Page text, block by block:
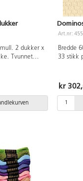
2 dukker x
Tvunnet
Art.nr:
Bredde
33 stikk
kr